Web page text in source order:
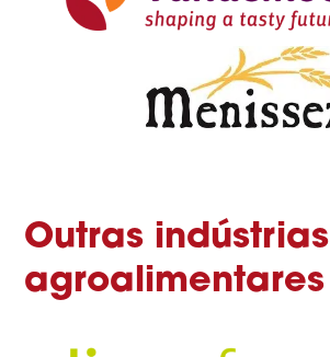
Outras indústrias
agroalimentares